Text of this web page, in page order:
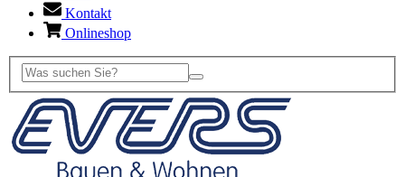
Kontakt
Onlineshop